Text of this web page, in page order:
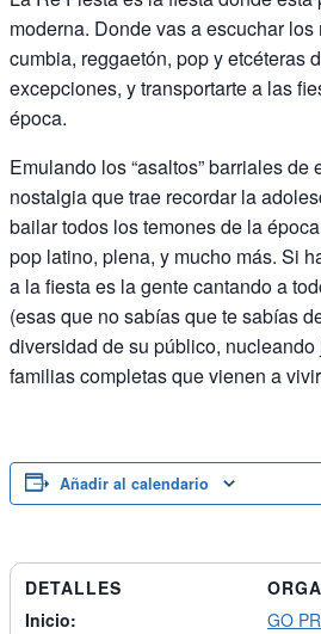
moderna. Donde vas a escuchar
cumbia, reggaetón, pop y etcéteras
excepciones, y transportarte a las
época.
Emulando los “asaltos” barriales de
nostalgia que trae recordar la
bailar todos los temones de la
pop latino, plena, y mucho más. Si
a la fiesta es la gente cantando a
(esas que no sabías que te sabías
diversidad de su público,
familias completas que vienen a
Añadir al calendario
DETALLES
Inicio:
GO